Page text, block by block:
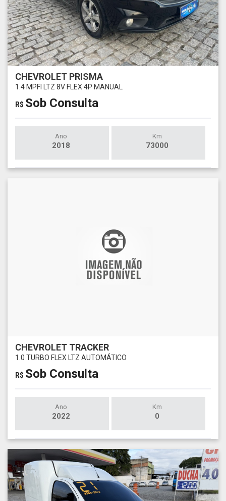
CHEVROLET PRISMA
1.4 MPFI LTZ 8V FLEX 4P MANUAL
R$ Sob Consulta
Ano
2018
Km
73000
CHEVROLET TRACKER
1.0 TURBO FLEX LTZ AUTOMÁTICO
R$ Sob Consulta
Ano
2022
Km
0